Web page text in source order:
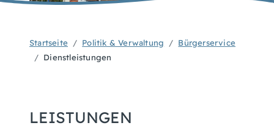
Startseite Politik & Verwaltung
Bürgerservice
Dienstleistungen
LEISTUNGEN